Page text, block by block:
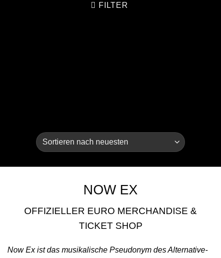
FILTER
NOW EX
OFFIZIELLER EURO MERCHANDISE &
TICKET SHOP
Now Ex ist das musikalische Pseudonym des Alternative-